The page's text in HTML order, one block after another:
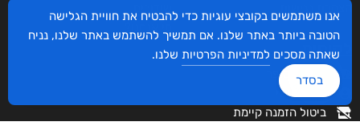
הצהרת נגישות
לקוחות
סביבת סופר
איזור אישי
ביטול הזמנה קיימת
מי אנחנו?
אנו משתמשים בקובצי עוגיות כדי להבטיח את חוויית הגלישה
הטובה ביותר באתר שלנו. אם תמשיך להשתמש באתר שלנו, נניח
שאתה מסכים למדיניות הפרטיות שלנו.
בסדר